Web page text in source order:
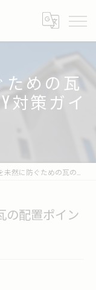
めの瓦
対策ガイ
ぐための瓦の配置ポイントとDIY対策ガイド
の配置ポイン